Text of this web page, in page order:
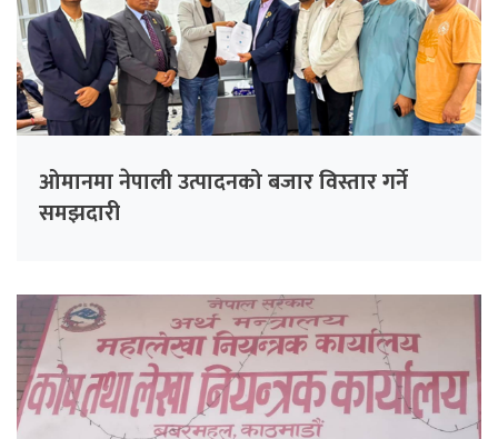
ओमानमा नेपाली उत्पादनको बजार विस्तार गर्ने
समझदारी